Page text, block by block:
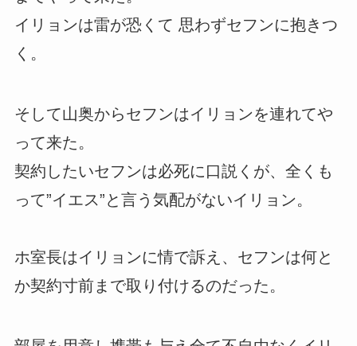
イリョンは雷が恐くて 思わずセフンに抱きつ
く。
そして山奥からセフンはイリョンを連れてや
って来た。
契約したいセフンは必死に口説くが、全くも
って”イエス”と言う気配がないイリョン。
ホ室長はイリョンに情で訴え、セフンは何と
か契約寸前まで取り付けるのだった。